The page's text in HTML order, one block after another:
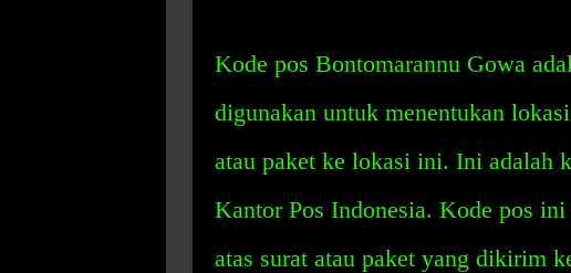
Kode pos Bontomarannu Gowa
digunakan untuk menentukan
atau paket ke lokasi ini. Ini adalah
Kantor Pos Indonesia. Kode pos
atas surat atau paket yang dikirim